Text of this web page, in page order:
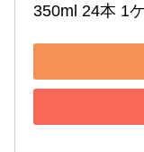
350ml 24本 1